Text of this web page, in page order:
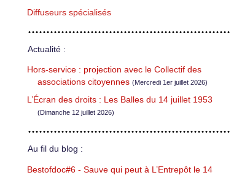
Diffuseurs spécialisés
Actualité :
Hors-service : projection avec le Collectif des
associations citoyennes (Mercredi 1er juillet 2026)
L’Écran des droits : Les Balles du 14 juillet 1953
(Dimanche 12 juillet 2026)
Au fil du blog :
Bestofdoc#6 - Sauve qui peut à L’Entrepôt le 14